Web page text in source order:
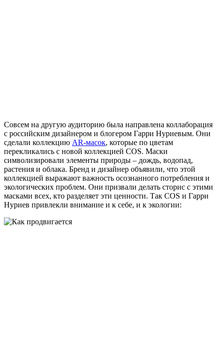
Совсем на другую аудиторию была направлена коллаборация
с российским дизайнером и блогером Гарри Нуриевым. Они
сделали коллекцию AR-масок, которые по цветам
перекликались с новой коллекцией COS. Маски
символизировали элементы природы – дождь, водопад,
растения и облака. Бренд и дизайнер объявили, что этой
коллекцией выражают важность осознанного потребления и
экологических проблем. Они призвали делать сторис с этими
масками всех, кто разделяет эти ценности. Так COS и Гарри
Нуриев привлекли внимание и к себе, и к экологии: